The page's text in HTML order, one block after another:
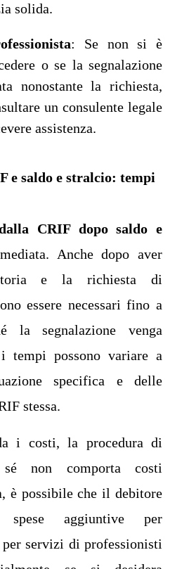
solida.
: Se non si è
o se la segnalazione
nonostante la richiesta,
un consulente legale
assistenza.
e saldo e stralcio: tempi
CRIF dopo saldo e
Anche dopo aver
e la richiesta di
essere necessari fino a
la segnalazione venga
tempi possono variare a
specifica e delle
stessa.
i costi, la procedura di
non comporta costi
è possibile che il debitore
spese aggiuntive per
servizi di professionisti